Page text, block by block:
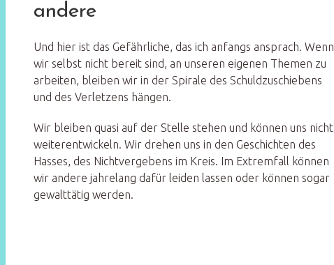
andere
Und hier ist das Gefährliche, das ich anfangs ansprach. Wenn
wir selbst nicht bereit sind, an unseren eigenen Themen zu
arbeiten, bleiben wir in der Spirale des Schuldzuschiebens
und des Verletzens hängen.
Wir bleiben quasi auf der Stelle stehen und können uns nicht
weiterentwickeln. Wir drehen uns in den Geschichten des
Hasses, des Nichtvergebens im Kreis. Im Extremfall können
wir andere jahrelang dafür leiden lassen oder können sogar
gewalttätig werden.